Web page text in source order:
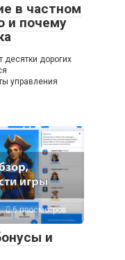
в частном
и почему
дорогих
управления
6 просмотров
и